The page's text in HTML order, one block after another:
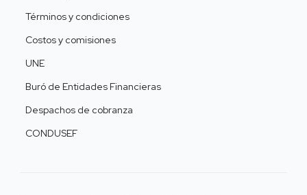
Términos y condiciones
Costos y comisiones
UNE
Buró de Entidades Financieras
Despachos de cobranza
CONDUSEF